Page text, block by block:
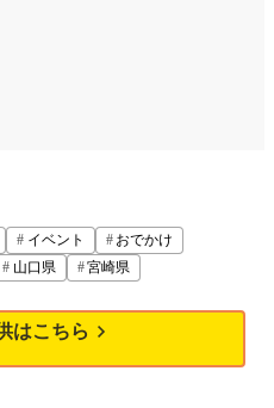
イベント
おでかけ
山口県 宮崎県
はこちら